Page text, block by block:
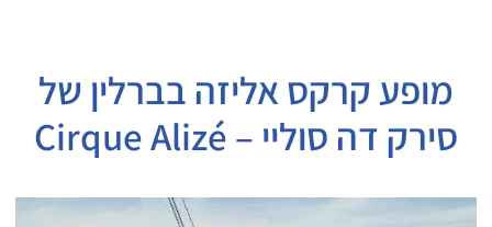
מופע קרקס אליזה בברלין של
סירק דה סוליי – Cirque Alizé